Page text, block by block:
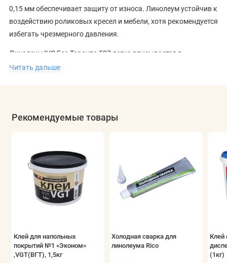
0,15 мм обеспечивает защиту от износа. Линолеум устойчив к
воздействию роликовых кресел и мебели, хотя рекомендуется
избегать чрезмерного давления.
Линолеум IVC Eco Торонто 527 легко вписывается в
интерьеры различного стиля и создает гармоничное
в вашем доме.
Читать дальше
Рекомендуемые товары
Клей для напольных
покрытий №1 «Эконом»
,VGT(ВГТ), 1,5кг
Холодная сварка для
линолеума Rico
Клей
(1кг)